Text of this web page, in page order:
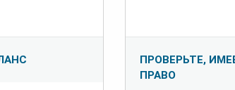
ПРОВЕРЬТЕ,
ПРАВО